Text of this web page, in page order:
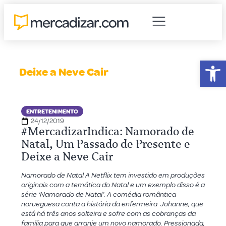
Deixe a Neve Cair
ENTRETENIMENTO
24/12/2019
#MercadizarIndica: Namorado de
Natal, Um Passado de Presente e
Deixe a Neve Cair
Namorado de Natal A Netflix tem investido em produções
originais com a temática do Natal e um exemplo disso é a
série ‘Namorado de Natal’. A comédia romântica
norueguesa conta a história da enfermeira Johanne, que
está há três anos solteira e sofre com as cobranças da
família para que arranje um novo namorado. Pressionada,